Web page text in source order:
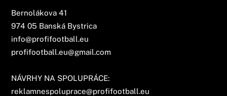
Bernolákova 41
974 05 Banská Bystrica
info@profifootball.eu
profifootball.eu@gmail.com
NÁVRHY NA SPOLUPRÁCE:
reklamnespoluprace@profifootball.eu